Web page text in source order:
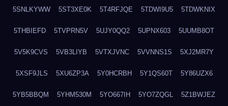
5SNLKYWW 5ST3XE0K 5T4RFJQE 5TDWI9U5 5TDWKNIX
5THBIEFD 5TVPRN5V 5UJY0QQ2 5UPNX603 5UUMB8OT
5V5K9CVS 5VB3LIYB 5VTXJVNC 5VVNNS1S 5XJ2MR7Y
5XSF9JLS 5XU6ZP3A 5Y0HCRBH 5Y1QS60T 5Y86UZX6
5YB5BBQM 5YHM530M 5YO667IH 5YO7ZQGL 5Z1BWJEZ